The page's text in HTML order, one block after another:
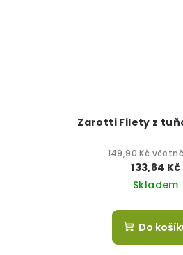
Zarotti Filety z
149,90 Kč včetně
133,84 Kč
Skladem
Do